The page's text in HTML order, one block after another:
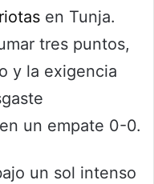
en Tunja.
tres puntos,
y la exigencia
un empate 0-0.
un sol intenso